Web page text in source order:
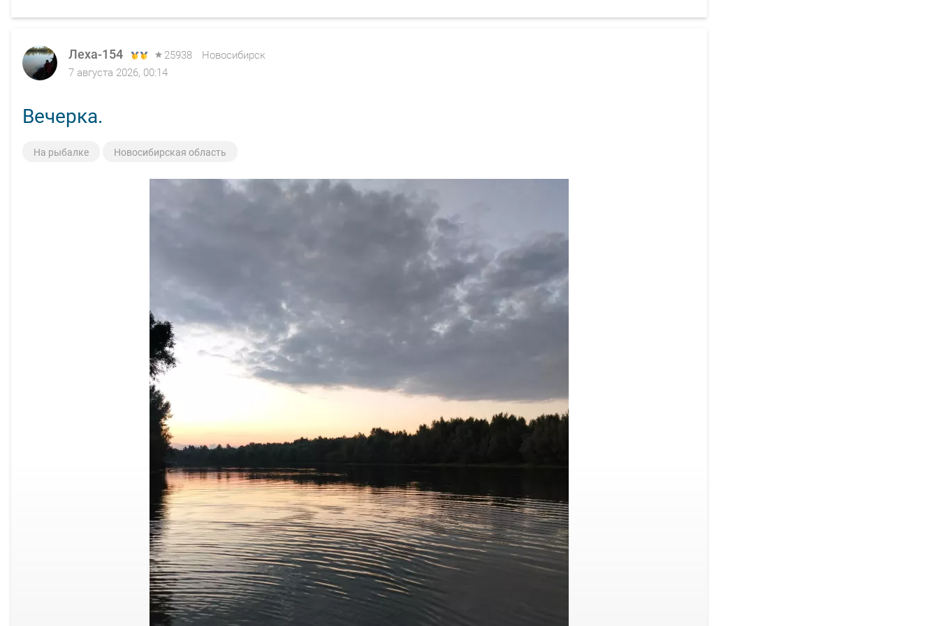
Леха-154 25938
Новосибирск
7 августа 2026, 00:14
Вечерка.
На рыбалке Новосибирская область